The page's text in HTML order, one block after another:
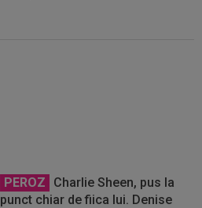
PEROZ
Charlie Sheen, pus la
punct chiar de fiica lui. Denise